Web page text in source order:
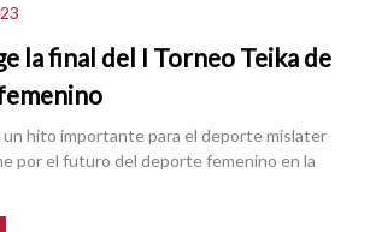
la final del I Torneo Teika de
hito importante para el deporte mislater
por el futuro del deporte femenino en la